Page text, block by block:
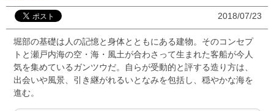
2018/07/23
堀部の基礎は人の記憶と身体とともにある建物。そのコンセプ
トと瀬戸内海の空・海・風土が合わさって生まれた客船が今人
気を集めているガンツウだ。自らが受動的と評する造り方は、
出会いや風景、引き継がれるいとなみを包括し、穏やかな海を
進む。